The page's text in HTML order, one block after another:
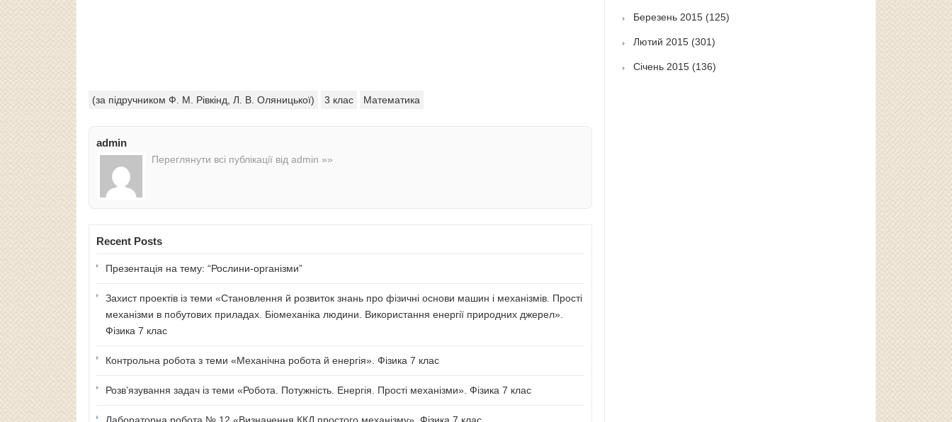
(за підручником Ф. М. Рівкінд, Л. В. Оляницької) 3 клас Математика
admin
Переглянути всі публікації від admin »»
Recent Posts
Презентація на тему: “Рослини-організми”
Захист проектів із теми «Становлення й розвиток знань про фізичні основи машин і механізмів. Прості
механізми в побутових приладах. Біомеханіка людини. Використання енергії природних джерел».
Фізика 7 клас
Контрольна робота з теми «Механічна робота й енергія». Фізика 7 клас
Розв’язування задач із теми «Робота. Потужність. Енергія. Прості механізми». Фізика 7 клас
Лабораторна робота № 12 «Визначення ККД простого механізму». Фізика 7 клас
Березень 2015(125)
Лютий 2015(301)
Січень 2015(136)